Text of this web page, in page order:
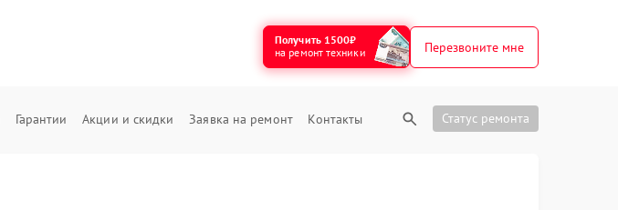
Получить 1500₽
на ремонт техники
Перезвоните мне
Гарантии Акции и скидки Заявка на ремонт Контакты Статус ремонта